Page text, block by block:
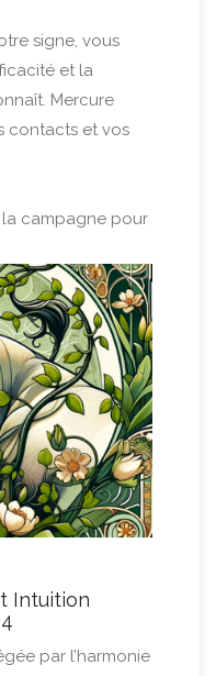
signe, vous
et la
Mercure
contacts et vos
la campagne pour
Intuition
par l’harmonie